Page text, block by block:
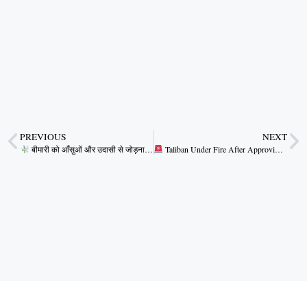
PREVIOUS
बीमारी को आँसुओं और उदासी से जोड़ना अब छोड़ने का समय है
NEXT
Taliban Under Fire After Approving Marriage Between 45-Year-Old Man and 6-Year-Old Girl